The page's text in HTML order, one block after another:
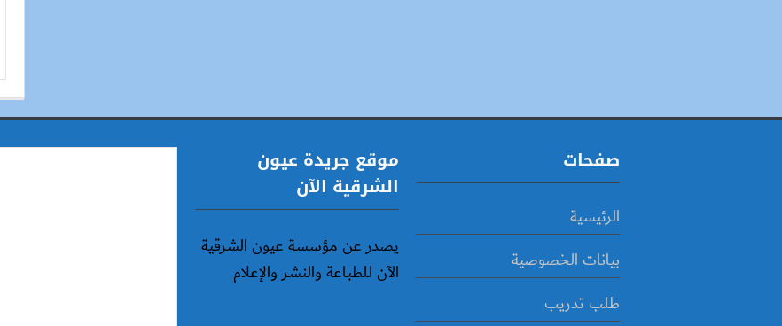
صفحات
الرئيسية
بيانات الخصوصية
طلب تدريب
موقع جريدة عيون
الشرقية الآن
يصدر عن مؤسسة عيون الشرقية
الآن للطباعة والنشر والإعلام